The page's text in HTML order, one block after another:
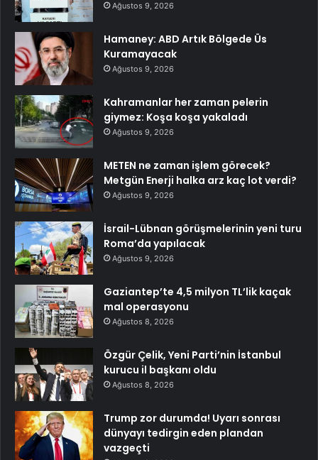
Ağustos 9, 2026
Hamaney: ABD Artık Bölgede Üs
Kuramayacak
Ağustos 9, 2026
Kahramanlar her zaman pelerin
giymez: Koşa koşa yakaladı
Ağustos 9, 2026
METEN ne zaman işlem görecek?
Metgün Enerji halka arz kaç lot verdi?
Ağustos 9, 2026
İsrail-Lübnan görüşmelerinin yeni turu
Roma’da yapılacak
Ağustos 9, 2026
Gaziantep’te 4,5 milyon TL’lik kaçak
mal operasyonu
Ağustos 8, 2026
Özgür Çelik, Yeni Parti’nin İstanbul
kurucu il başkanı oldu
Ağustos 8, 2026
Trump zor durumda! Uyarı sonrası
dünyayı tedirgin eden plandan
vazgeçti